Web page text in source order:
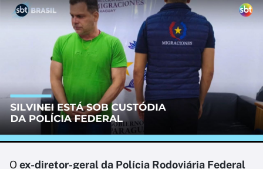
Oex-diretor-geral da Polícia Rodoviária Federal